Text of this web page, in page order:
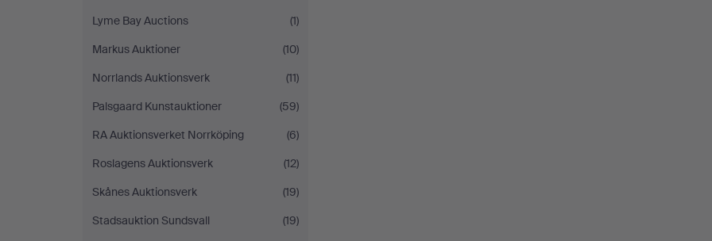
Lyme Bay Auctions
(1)
Markus Auktioner
(10)
Norrlands Auktionsverk
(11)
Palsgaard Kunstauktioner
(59)
RA Auktionsverket Norrköping
(6)
Roslagens Auktionsverk
(12)
Skånes Auktionsverk
(19)
Stadsauktion Sundsvall
(19)